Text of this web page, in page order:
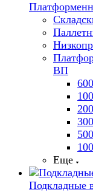
ВП
Еще
Подкладные